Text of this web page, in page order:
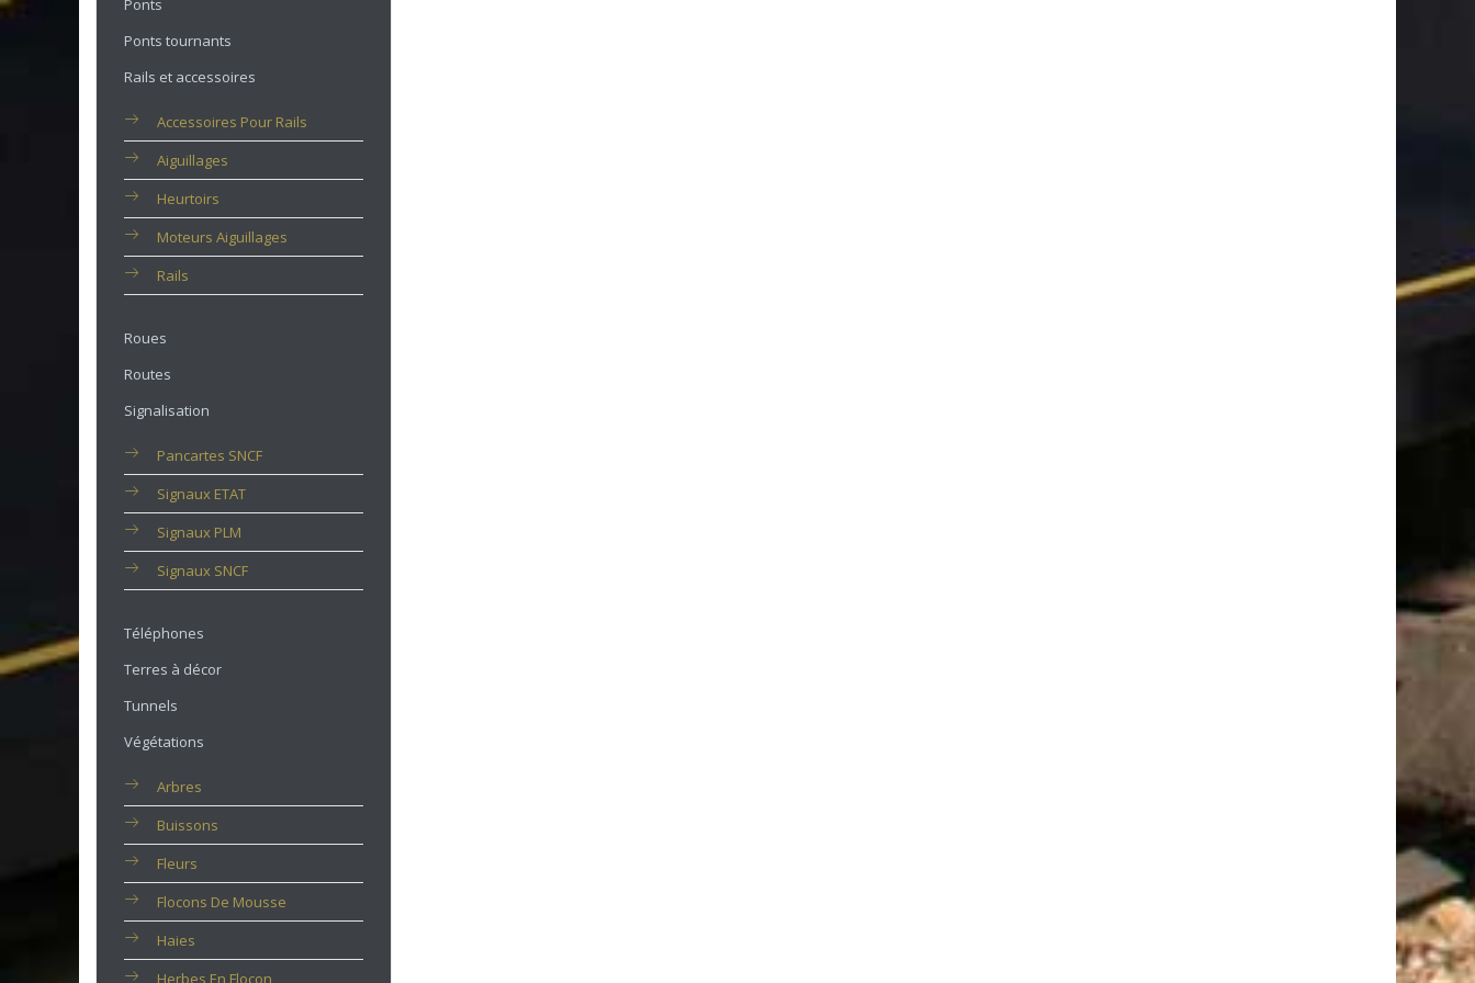
Ponts
Ponts tournants
Rails et accessoires
Accessoires Pour Rails
Aiguillages
Heurtoirs
Moteurs Aiguillages
Rails
Roues
Routes
Signalisation
Pancartes SNCF
Signaux ETAT
Signaux PLM
Signaux SNCF
Téléphones
Terres à décor
Tunnels
Végétations
Arbres
Buissons
Fleurs
Flocons De Mousse
Haies
Herbes En Flocon